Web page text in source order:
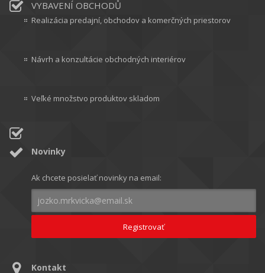
VYBAVENÍ OBCHODŮ
Realizácia predajní, obchodov a komerčných priestorov
Návrh a konzultácie obchodných interiérov
Veľké množstvo produktov skladom
Novinky
Ak chcete posielať novinky na email:
Kontakt